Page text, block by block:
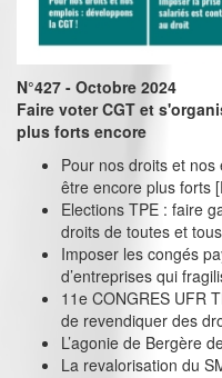
N°427 - Octobre 2024
Faire voter CGT et
plus forts encore
Pour nos droits et
être encore plus forts
Elections TPE : faire
droits de toutes et
Imposer les congés
d’entreprises qui
11e CONGRES UFR
de revendiquer des
L’agonie de Bergère
La revalorisation du